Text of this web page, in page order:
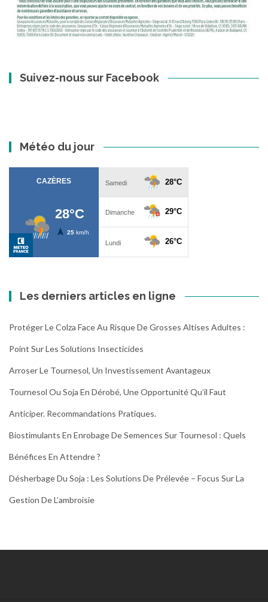
Suivez-nous sur Facebook
Météo du jour
Les derniers articles en ligne
Protéger Le Colza Face Au Risque De Grosses Altises Adultes :
Point Sur Les Solutions Insecticides
Arroser Le Tournesol, Un Investissement Avantageux
Tournesol Ou Soja En Dérobé, Une Opportunité Qu’il Faut
Anticiper. Recommandations Pratiques.
Biostimulants En Enrobage De Semences Sur Tournesol : Quels
Bénéfices En Attendre ?
Désherbage Du Soja : Les Solutions De Prélevée – Focus Sur La
Gestion De L’ambroisie